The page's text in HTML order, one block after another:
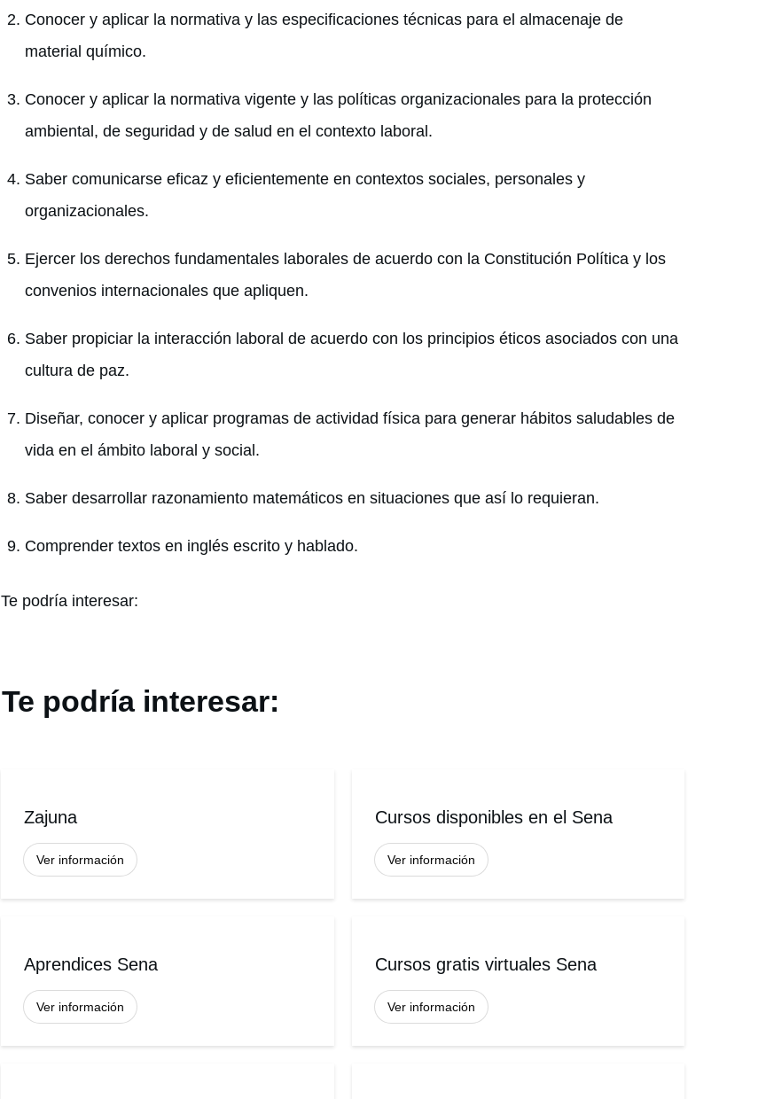
Conocer y aplicar la normativa y las especificaciones técnicas para el almacenaje de
material químico.
Conocer y aplicar la normativa vigente y las políticas organizacionales para la protección
ambiental, de seguridad y de salud en el contexto laboral.
Saber comunicarse eficaz y eficientemente en contextos sociales, personales y
organizacionales.
Ejercer los derechos fundamentales laborales de acuerdo con la Constitución Política y los
convenios internacionales que apliquen.
Saber propiciar la interacción laboral de acuerdo con los principios éticos asociados con una
cultura de paz.
Diseñar, conocer y aplicar programas de actividad física para generar hábitos saludables de
vida en el ámbito laboral y social.
Saber desarrollar razonamiento matemáticos en situaciones que así lo requieran.
Comprender textos en inglés escrito y hablado.
Te podría interesar:
Te podría interesar:
Zajuna
Ver información
Cursos disponibles en el Sena
Ver información
Aprendices Sena
Ver información
Cursos gratis virtuales Sena
Ver información